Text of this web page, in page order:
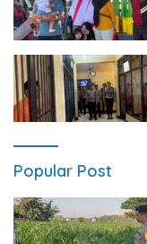
Popular Post